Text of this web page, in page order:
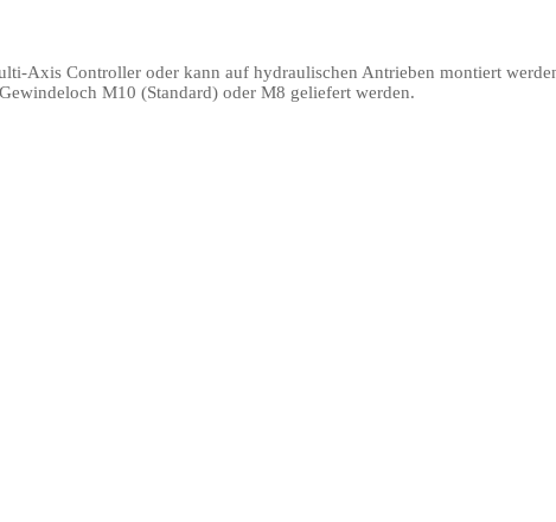
Axis Controller oder kann auf hydraulischen Antrieben montiert
M10 (Standard) oder M8 geliefert werden.